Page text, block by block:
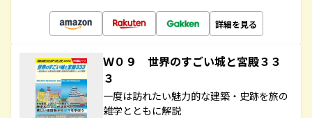
詳細を見る
Ｗ０９ 世界のすごい城と宮殿３３
３
一度は訪れたい魅力的な建築・史跡を旅の
雑学とともに解説